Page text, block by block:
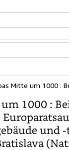
Mitte um 1000 :
1000 :
und